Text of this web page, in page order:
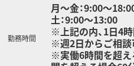
勤務時間
月～金：9:00～
土：9:00～13:00
※上記の内、1日4
※週2日からご相談
※実働6時間を超え